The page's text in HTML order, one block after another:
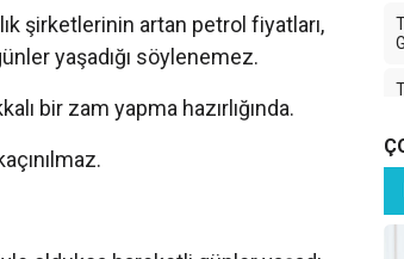
şirketlerinin artan petrol fiyatları,
yaşadığı söylenemez.
bir zam yapma hazırlığında.